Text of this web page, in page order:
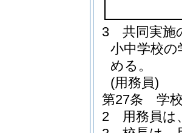
3
共同実施
小中学校
める。
(用務員)
第27条
学
2
用務員は